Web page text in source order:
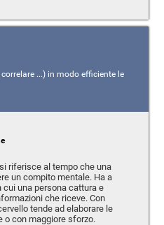
...) in modo efficiente le
riferisce al tempo che una
un compito mentale. Ha a
una persona cattura e
che riceve. Con
tende ad elaborare le
o con maggiore sforzo.